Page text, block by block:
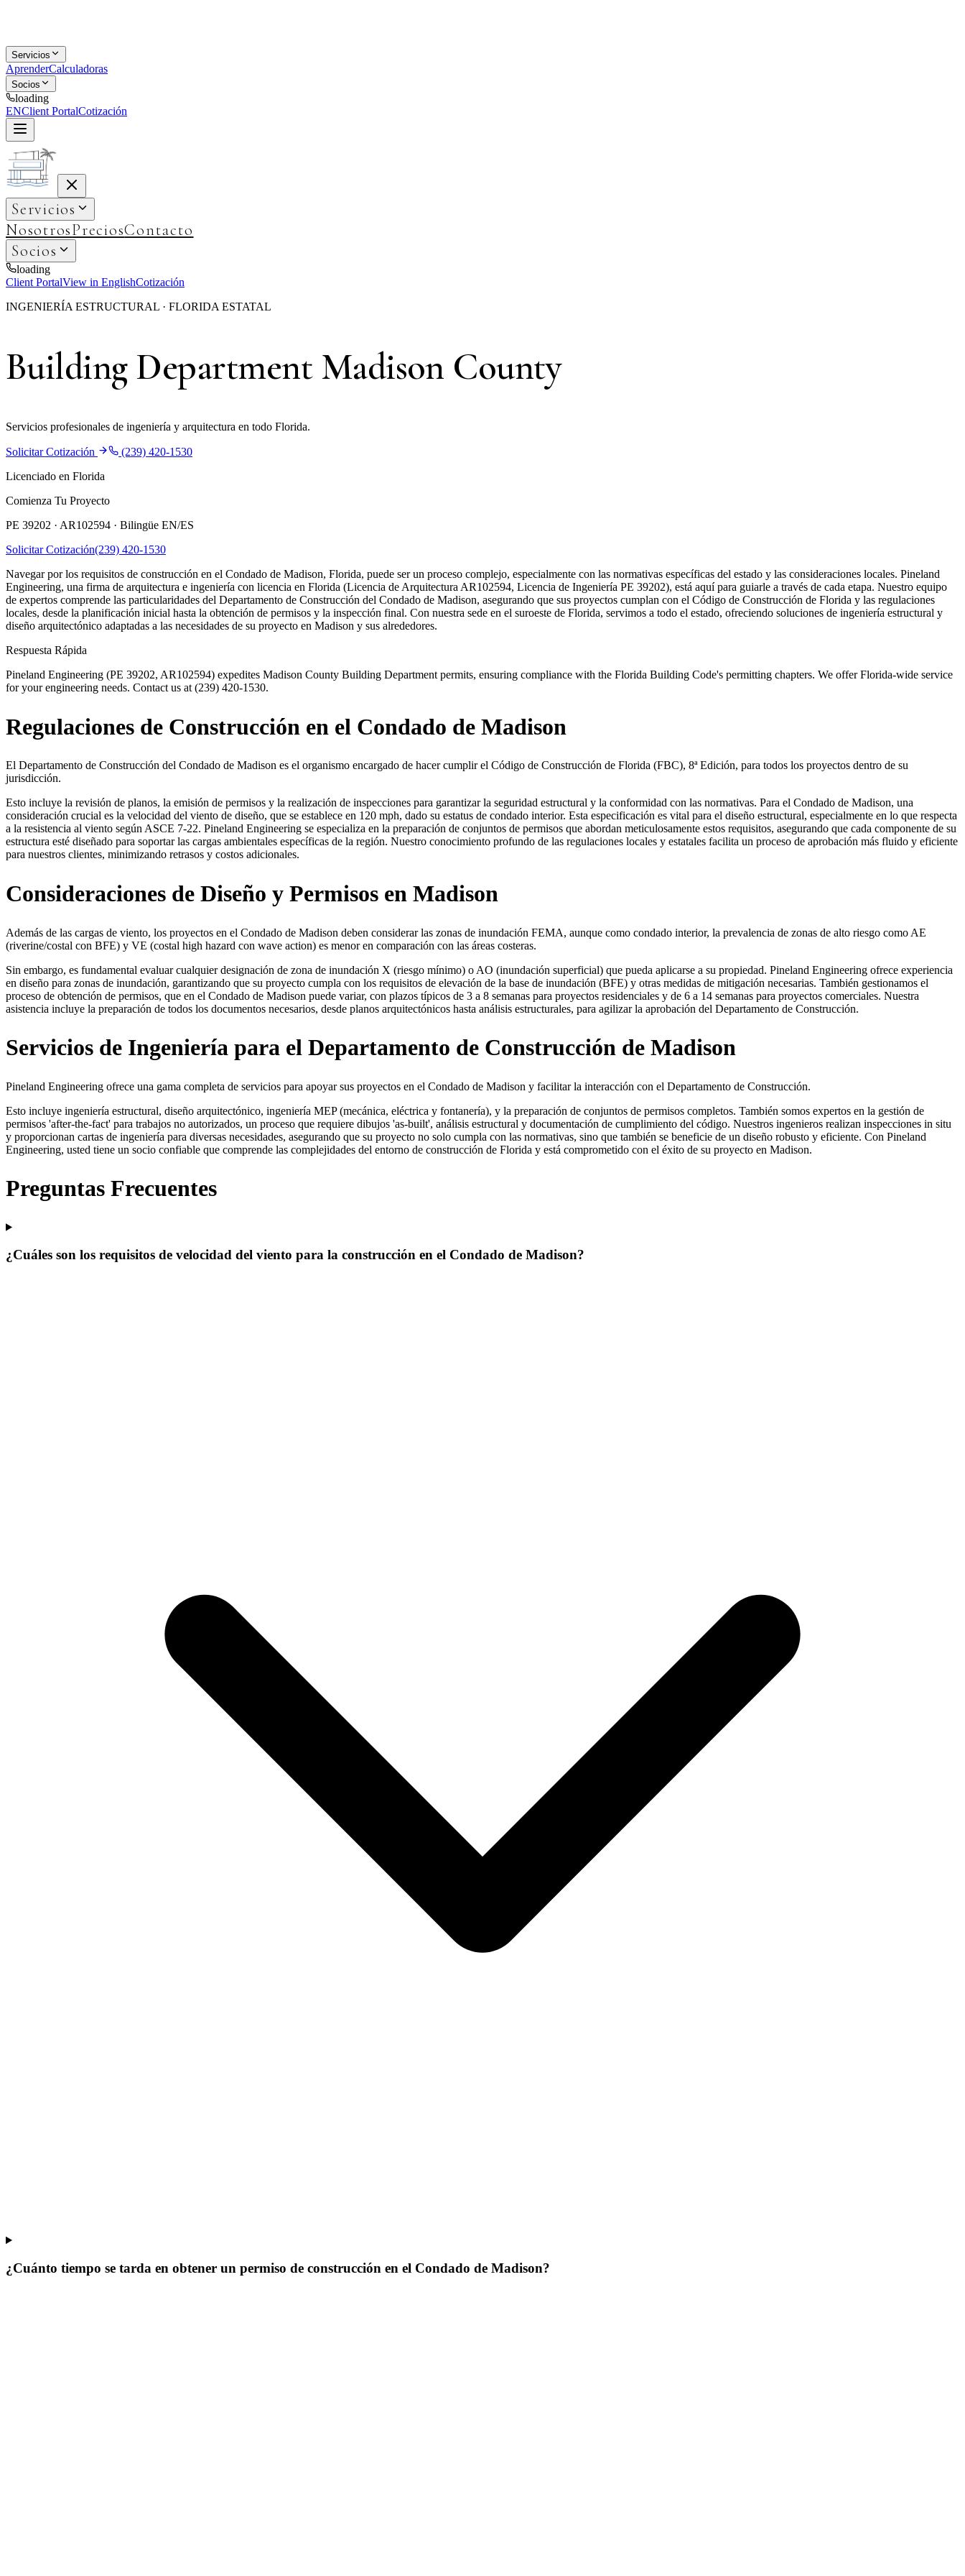
Servicios
AprenderCalculadoras
Socios
loading
ENClient PortalCotización
Servicios
NosotrosPreciosContacto
Socios
loading
Client PortalView in EnglishCotización
INGENIERÍA ESTRUCTURAL · FLORIDA ESTATAL
Building Department Madison County
Servicios profesionales de ingeniería y arquitectura en todo Florida.
Solicitar Cotización
(239) 420-1530
Licenciado en Florida
Comienza Tu Proyecto
PE 39202 · AR102594 · Bilingüe EN/ES
Solicitar Cotización(239) 420-1530
Navegar por los requisitos de construcción en el Condado de Madison, Florida, puede ser un proceso complejo, especialmente con las normativas específicas del estado y las consideraciones locales. Pineland
Engineering, una firma de arquitectura e ingeniería con licencia en Florida (Licencia de Arquitectura AR102594, Licencia de Ingeniería PE 39202), está aquí para guiarle a través de cada etapa. Nuestro equipo
de expertos comprende las particularidades del Departamento de Construcción del Condado de Madison, asegurando que sus proyectos cumplan con el Código de Construcción de Florida y las regulaciones
locales, desde la planificación inicial hasta la obtención de permisos y la inspección final. Con nuestra sede en el suroeste de Florida, servimos a todo el estado, ofreciendo soluciones de ingeniería estructural y
diseño arquitectónico adaptadas a las necesidades de su proyecto en Madison y sus alrededores.
Respuesta Rápida
Pineland Engineering (PE 39202, AR102594) expedites Madison County Building Department permits, ensuring compliance with the Florida Building Code's permitting chapters. We offer Florida-wide service
for your engineering needs. Contact us at (239) 420-1530.
Regulaciones de Construcción en el Condado de Madison
El Departamento de Construcción del Condado de Madison es el organismo encargado de hacer cumplir el Código de Construcción de Florida (FBC), 8ª Edición, para todos los proyectos dentro de su
jurisdicción.
Esto incluye la revisión de planos, la emisión de permisos y la realización de inspecciones para garantizar la seguridad estructural y la conformidad con las normativas. Para el Condado de Madison, una
consideración crucial es la velocidad del viento de diseño, que se establece en 120 mph, dado su estatus de condado interior. Esta especificación es vital para el diseño estructural, especialmente en lo que respecta
a la resistencia al viento según ASCE 7-22. Pineland Engineering se especializa en la preparación de conjuntos de permisos que abordan meticulosamente estos requisitos, asegurando que cada componente de su
estructura esté diseñado para soportar las cargas ambientales específicas de la región. Nuestro conocimiento profundo de las regulaciones locales y estatales facilita un proceso de aprobación más fluido y eficiente
para nuestros clientes, minimizando retrasos y costos adicionales.
Consideraciones de Diseño y Permisos en Madison
Además de las cargas de viento, los proyectos en el Condado de Madison deben considerar las zonas de inundación FEMA, aunque como condado interior, la prevalencia de zonas de alto riesgo como AE
(riverine/costal con BFE) y VE (costal high hazard con wave action) es menor en comparación con las áreas costeras.
Sin embargo, es fundamental evaluar cualquier designación de zona de inundación X (riesgo mínimo) o AO (inundación superficial) que pueda aplicarse a su propiedad. Pineland Engineering ofrece experiencia
en diseño para zonas de inundación, garantizando que su proyecto cumpla con los requisitos de elevación de la base de inundación (BFE) y otras medidas de mitigación necesarias. También gestionamos el
proceso de obtención de permisos, que en el Condado de Madison puede variar, con plazos típicos de 3 a 8 semanas para proyectos residenciales y de 6 a 14 semanas para proyectos comerciales. Nuestra
asistencia incluye la preparación de todos los documentos necesarios, desde planos arquitectónicos hasta análisis estructurales, para agilizar la aprobación del Departamento de Construcción.
Servicios de Ingeniería para el Departamento de Construcción de Madison
Pineland Engineering ofrece una gama completa de servicios para apoyar sus proyectos en el Condado de Madison y facilitar la interacción con el Departamento de Construcción.
Esto incluye ingeniería estructural, diseño arquitectónico, ingeniería MEP (mecánica, eléctrica y fontanería), y la preparación de conjuntos de permisos completos. También somos expertos en la gestión de
permisos 'after-the-fact' para trabajos no autorizados, un proceso que requiere dibujos 'as-built', análisis estructural y documentación de cumplimiento del código. Nuestros ingenieros realizan inspecciones in situ
y proporcionan cartas de ingeniería para diversas necesidades, asegurando que su proyecto no solo cumpla con las normativas, sino que también se beneficie de un diseño robusto y eficiente. Con Pineland
Engineering, usted tiene un socio confiable que comprende las complejidades del entorno de construcción de Florida y está comprometido con el éxito de su proyecto en Madison.
Preguntas Frecuentes
¿Cuáles son los requisitos de velocidad del viento para la construcción en el Condado de Madison?
¿Cuánto tiempo se tarda en obtener un permiso de construcción en el Condado de Madison?